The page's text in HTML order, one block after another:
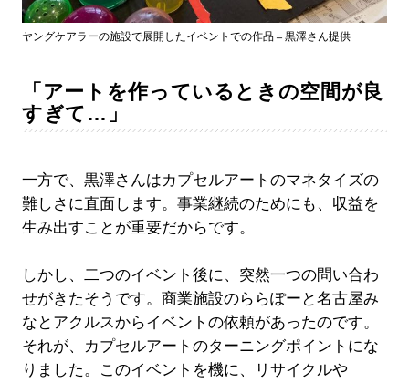
ヤングケアラーの施設で展開したイベントでの作品＝黒澤さん提供
「アートを作っているときの空間が良
すぎて…」
一方で、黒澤さんはカプセルアートのマネタイズの
難しさに直面します。事業継続のためにも、収益を
生み出すことが重要だからです。
しかし、二つのイベント後に、突然一つの問い合わ
せがきたそうです。商業施設のららぽーと名古屋み
なとアクルスからイベントの依頼があったのです。
それが、カプセルアートのターニングポイントにな
りました。このイベントを機に、リサイクルや